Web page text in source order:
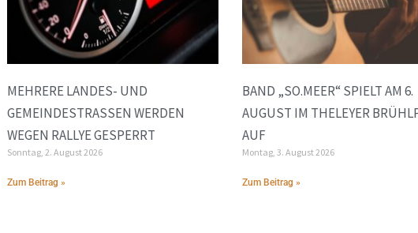
MEHRERE LANDES- UND
GEMEINDESTRASSEN WERDEN W
EGEN RALLYE GESPERRT
Sonntag, 2. August 2026
Zum Beitrag »
BAND „SO.MEER“ SPIELT AM 6.
AUGUST IM THELEYER
AUF
Montag, 3. August 2026
Zum Beitrag »